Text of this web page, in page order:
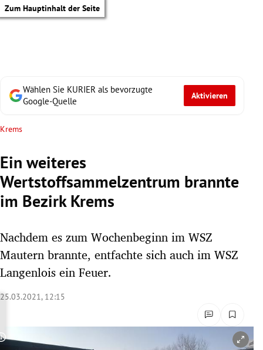
Zum Hauptinhalt der Seite
Untermenü
Untermenü
Untermenü
Wählen Sie KURIER als bevorzugte
Google-Quelle
Aktivieren
Krems
Ein weiteres
Wertstoffsammelzentrum brannte
im Bezirk Krems
Nachdem es zum Wochenbeginn im WSZ
Mautern brannte, entfachte sich auch im WSZ
Langenlois ein Feuer.
25.03.2021, 12:15
Copyright-Hinweis öffnen/schließen